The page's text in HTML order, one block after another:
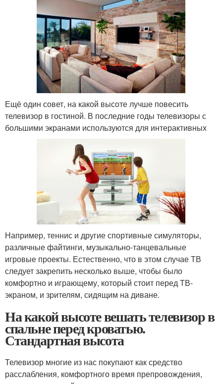
Ещё один совет, на какой высоте лучше повесить
телевизор в гостиной. В последние годы телевизоры с
большими экранами используются для интерактивных
Например, теннис и другие спортивные симуляторы,
различные файтинги, музыкально-танцевальные
игровые проекты. Естественно, что в этом случае ТВ
следует закрепить несколько выше, чтобы было
комфортно и играющему, который стоит перед ТВ-
экраном, и зрителям, сидящим на диване.
На какой высоте вешать телевизор в
спальне перед кроватью.
Стандартная высота
Телевизор многие из нас покупают как средство
расслабления, комфортного время препровождения,